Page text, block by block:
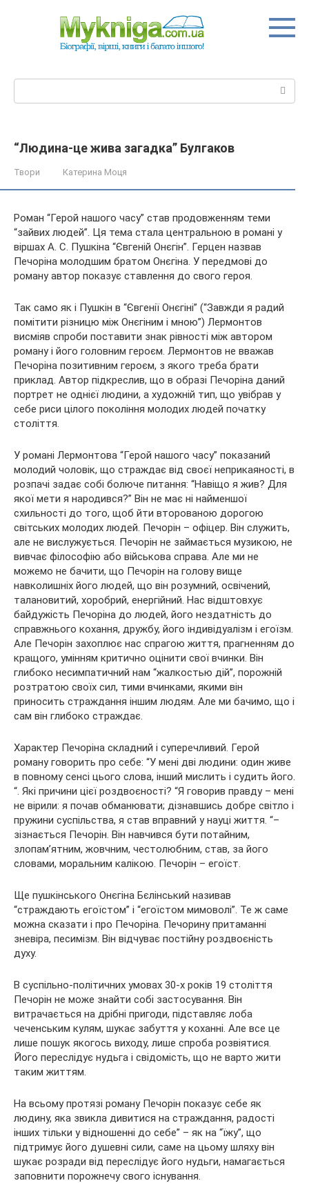
“Людина-це жива загадка” Булгаков
Твори Катерина Моця
Роман “Герой нашого часу” став продовженням теми
“зайвих людей”. Ця тема стала центральною в романі у
віршах А. С. Пушкіна “Євгеній Онєгін”. Герцен назвав
Печоріна молодшим братом Онєгіна. У передмові до
роману автор показує ставлення до свого героя.
Так само як і Пушкін в “Євгенії Онєгіні” (“Завжди я радий
помітити різницю між Онєгіним і мною”) Лермонтов
висміяв спроби поставити знак рівності між автором
роману і його головним героєм. Лермонтов не вважав
Печоріна позитивним героєм, з якого треба брати
приклад. Автор підкреслив, що в образі Печоріна даний
портрет не однієї людини, а художній тип, що увібрав у
себе риси цілого покоління молодих людей початку
століття.
У романі Лермонтова “Герой нашого часу” показаний
молодий чоловік, що страждає від своєї неприкаяності, в
розпачі задає собі болюче питання: “Навіщо я жив? Для
якої мети я народився?” Він не має ні найменшої
схильності до того, щоб йти второваною дорогою
світських молодих людей. Печорін – офіцер. Він служить,
але не вислужується. Печорін не займається музикою, не
вивчає філософію або військова справа. Але ми не
можемо не бачити, що Печорін на голову вище
навколишніх його людей, що він розумний, освічений,
талановитий, хоробрий, енергійний. Нас відштовхує
байдужість Печоріна до людей, його нездатність до
справжнього кохання, дружбу, його індивідуалізм і егоїзм.
Але Печорін захоплює нас спрагою життя, прагненням до
кращого, умінням критично оцінити свої вчинки. Він
глибоко несимпатичний нам “жалкостью дій”, порожній
розтратою своїх сил, тими вчинками, якими він
приносить страждання іншим людям. Але ми бачимо, що і
сам він глибоко страждає.
Характер Печоріна складний і суперечливий. Герой
роману говорить про себе: “У мені дві людини: один живе
в повному сенсі цього слова, інший мислить і судить його.
“. Які причини цієї роздвоєності? “Я говорив правду – мені
не вірили: я почав обманювати; дізнавшись добре світло і
пружини суспільства, я став вправний у науці життя. “–
зізнається Печорін. Він навчився бути потайним,
злопам’ятним, жовчним, честолюбним, став, за його
словами, моральним калікою. Печорін – егоїст.
Ще пушкінського Онєгіна Бєлінський називав
“страждають егоїстом” і “егоїстом мимоволі”. Те ж саме
можна сказати і про Печоріна. Печорину притаманні
зневіра, песимізм. Він відчуває постійну роздвоєність
духу.
В суспільно-політичних умовах 30-х років 19 століття
Печорін не може знайти собі застосування. Він
витрачається на дрібні пригоди, підставляє лоба
чеченським кулям, шукає забуття у коханні. Але все це
лише пошук якогось виходу, лише спроба розвіятися.
Його переслідує нудьга і свідомість, що не варто жити
таким життям.
На всьому протязі роману Печорін показує себе як
людину, яка звикла дивитися на страждання, радості
інших тільки у відношенні до себе” – як на “їжу”, що
підтримує його душевні сили, саме на цьому шляху він
шукає розради від переслідує його нудьги, намагається
заповнити порожнечу свого існування.